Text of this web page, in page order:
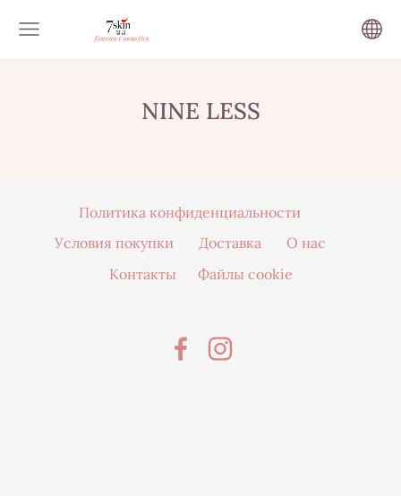
NINE LESS
Политика конфиденциальности
Условия покупки
Доставка
О нас
Контакты
Файлы cookie